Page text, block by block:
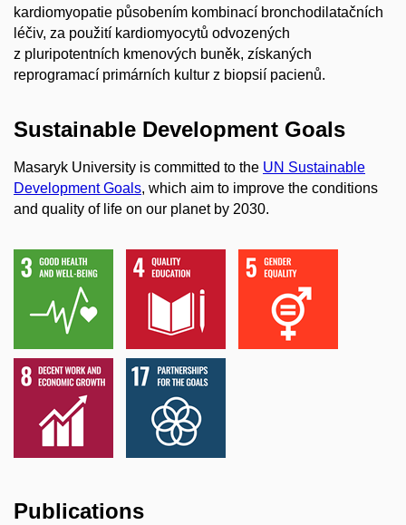
kardiomyopatie působením kombinací bronchodilatačních
léčiv, za použití kardiomyocytů odvozených
z pluripotentních kmenových buněk, získaných
reprogramací primárních kultur z biopsií pacienů.
Sustainable Development Goals
Masaryk University is committed to the UN Sustainable
Development Goals, which aim to improve the conditions
and quality of life on our planet by 2030.
Publications